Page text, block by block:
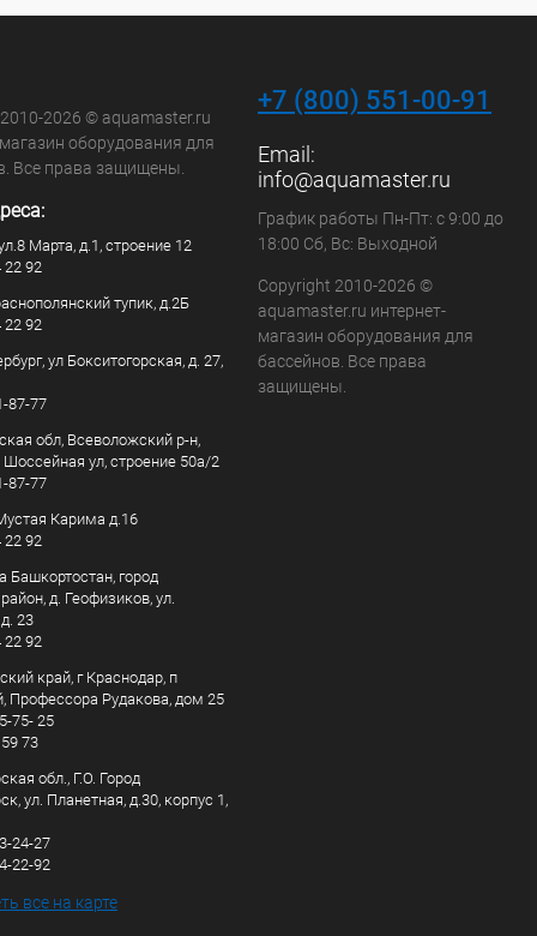
2026 © aquamaster.ru
оборудования для
Все права защищены.
Марта, д.1, строение 12
22 92
тупик, д.2Б
22 92
ул Бокситогорская, д. 27,
87-77
обл, Всеволожский р-н,
Шоссейная ул, строение 50а/2
87-77
Карима д.16
22 92
Башкортостан, город
д. Геофизиков, ул.
23
22 92
край, г Краснодар, п
Профессора Рудакова, дом 25
75- 25
73
обл., Г.О. Город
ул. Планетная, д.30, корпус 1,
24-27
22-92
все на карте
+7 (800) 551-00-91
Email:
info@aquamaster.ru
График работы Пн-Пт: с 9:00 до
18:00 Сб, Вс: Выходной
Copyright 2010-2026 ©
aquamaster.ru интернет-
магазин оборудования для
бассейнов. Все права
защищены.